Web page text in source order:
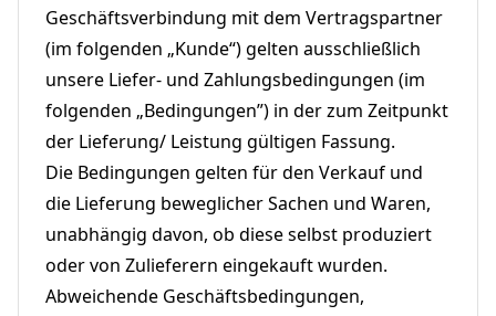
Geschäftsverbindung mit dem Vertragspartner
(im folgenden „Kunde“) gelten ausschließlich
unsere Liefer- und Zahlungsbedingungen (im
folgenden „Bedingungen”) in der zum Zeitpunkt
der Lieferung/ Leistung gültigen Fassung.
Die Bedingungen gelten für den Verkauf und
die Lieferung beweglicher Sachen und Waren,
unabhängig davon, ob diese selbst produziert
oder von Zulieferern eingekauft wurden.
Abweichende Geschäftsbedingungen,